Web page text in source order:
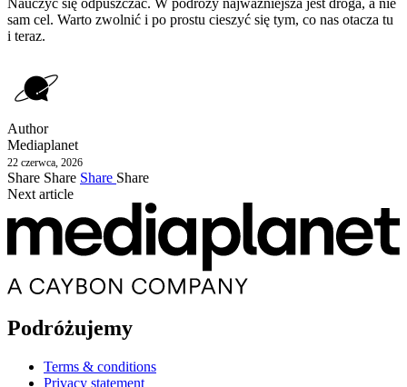
Nauczyć się odpuszczać. W podróży najważniejsza jest droga, a nie
sam cel. Warto zwolnić i po prostu cieszyć się tym, co nas otacza tu
i teraz.
Author
Mediaplanet
22 czerwca, 2026
Share Share Share Share
Next article
Podróżujemy
Terms & conditions
Privacy statement